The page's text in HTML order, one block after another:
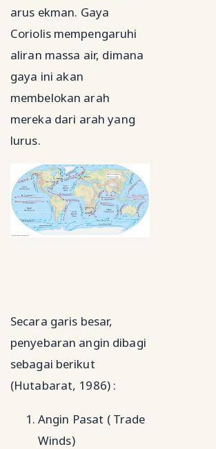
arus ekman. Gaya
Coriolis mempengaruhi
aliran massa air, dimana
gaya ini akan
membelokan arah
mereka dari arah yang
lurus.
Secara garis besar,
penyebaran angin dibagi
sebagai berikut
(Hutabarat, 1986) :
Angin Pasat ( Trade
Winds)